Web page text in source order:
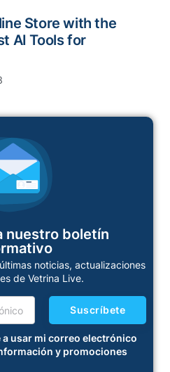
Store with the
AI Tools for
nuestro boletín
noticias, actualizaciones
de Vetrina Live.
usar mi correo electrónico
y promociones
Suscríbete